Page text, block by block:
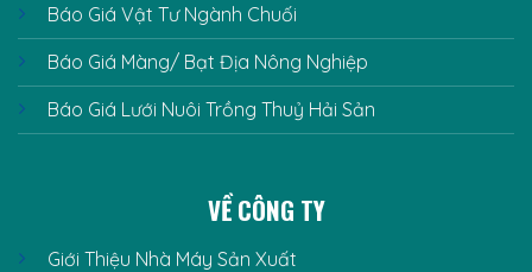
Báo Giá Vật Tư Ngành Chuối
Báo Giá Màng/ Bạt Địa Nông Nghiệp
Báo Giá Lưới Nuôi Trồng Thuỷ Hải Sản
VỀ CÔNG TY
Giới Thiệu Nhà Máy Sản Xuất